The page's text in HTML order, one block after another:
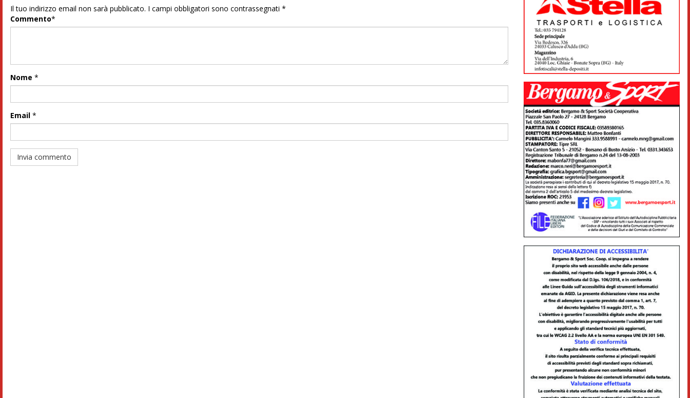
Il tuo indirizzo email non sarà pubblicato. I campi obbligatori sono contrassegnati*
Commento*
Nome *
Email *